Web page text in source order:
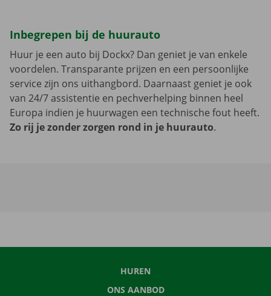
Inbegrepen bij de huurauto
Huur je een auto bij Dockx? Dan geniet je van enkele
voordelen. Transparante prijzen en een persoonlijke
service zijn ons uithangbord. Daarnaast geniet je ook
van 24/7 assistentie en pechverhelping binnen heel
Europa indien je huurwagen een technische fout heeft.
Zo rij je zonder zorgen rond in je huurauto.
HUREN
ONS AANBOD